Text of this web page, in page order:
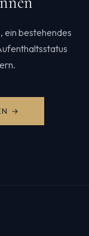
ein bestehendes
→